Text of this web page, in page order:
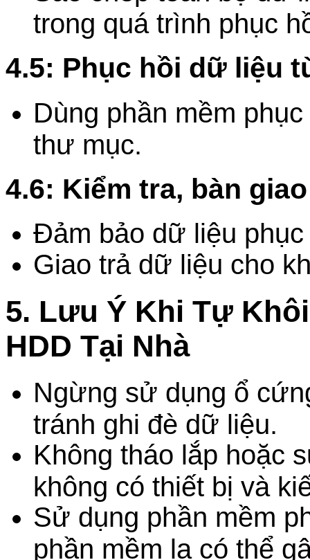
trong quá trình phục
4.5: Phục hồi dữ liệu
Dùng phần mềm
thư mục.
4.6: Kiểm tra, bàn
Đảm bảo dữ liệu
Giao trả dữ liệu cho
5. Lưu Ý Khi Tự
HDD Tại Nhà
Ngừng sử dụng ổ
tránh ghi đè dữ liệu.
Không tháo lắp hoặc
không có thiết bị và
Sử dụng phần mềm
phần mềm lạ có thể